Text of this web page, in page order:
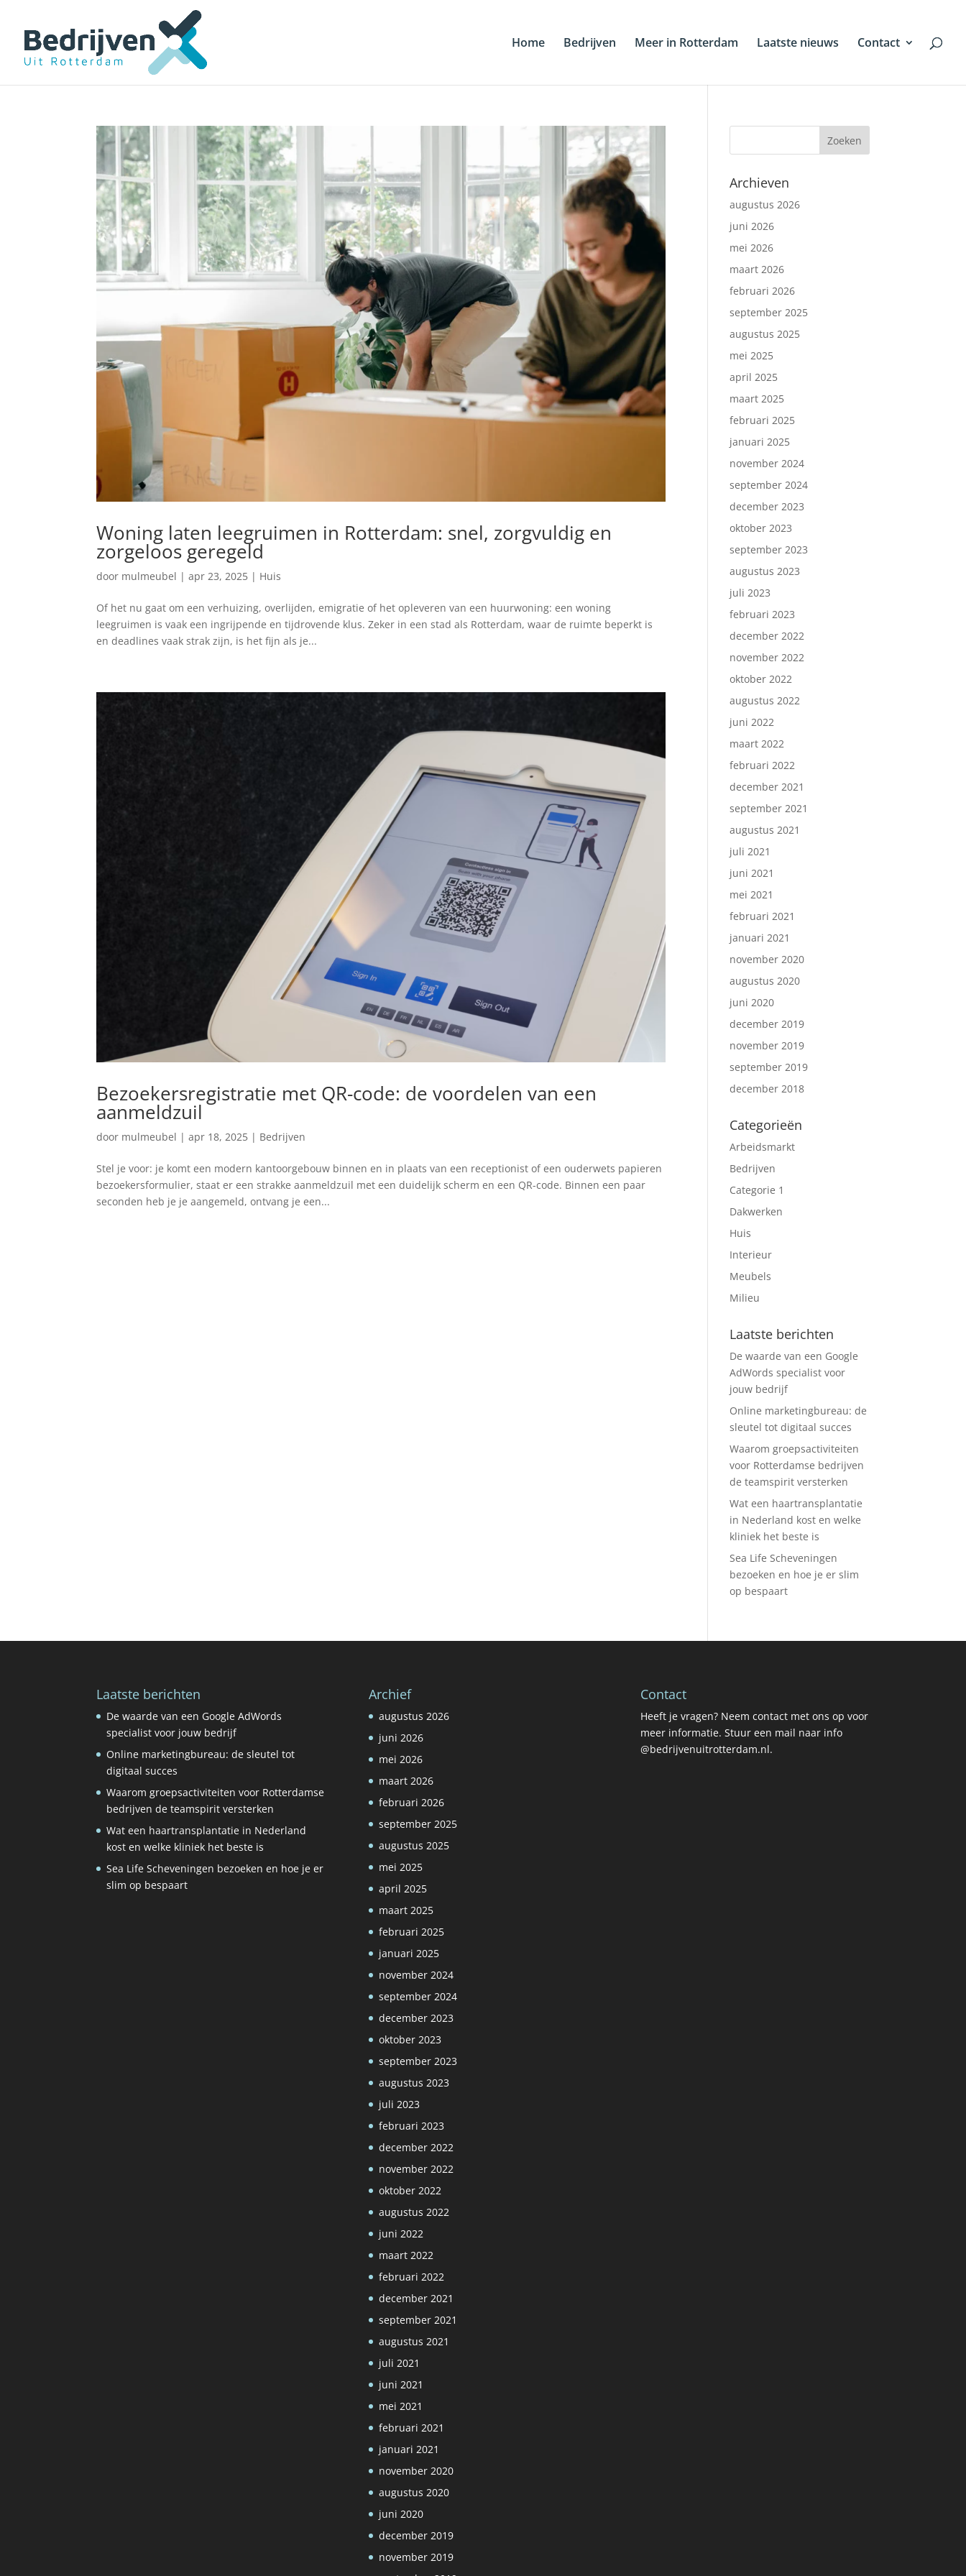
Home Bedrijven Meer in Rotterdam Laatste nieuws Contact
Woning laten leegruimen in Rotterdam: snel, zorgvuldig en
zorgeloos geregeld
door mulmeubel |apr 23, 2025 | Huis
Of het nu gaat om een verhuizing, overlijden, emigratie of het opleveren van een huurwoning: een woning
leegruimen is vaak een ingrijpende en tijdrovende klus. Zeker in een stad als Rotterdam, waar de ruimte beperkt is
en deadlines vaak strak zijn, is het fijn als je...
Bezoekersregistratie met QR-code: de voordelen van een
aanmeldzuil
door mulmeubel |apr 18, 2025 | Bedrijven
Stel je voor: je komt een modern kantoorgebouw binnen en in plaats van een receptionist of een ouderwets papieren
bezoekersformulier, staat er een strakke aanmeldzuil met een duidelijk scherm en een QR-code. Binnen een paar
seconden heb je je aangemeld, ontvang je een...
Archieven
augustus 2026
juni 2026
mei 2026
maart 2026
februari 2026
september 2025
augustus 2025
mei 2025
april 2025
maart 2025
februari 2025
januari 2025
november 2024
september 2024
december 2023
oktober 2023
september 2023
augustus 2023
juli 2023
februari 2023
december 2022
november 2022
oktober 2022
augustus 2022
juni 2022
maart 2022
februari 2022
december 2021
september 2021
augustus 2021
juli 2021
juni 2021
mei 2021
februari 2021
januari 2021
november 2020
augustus 2020
juni 2020
december 2019
november 2019
september 2019
december 2018
Categorieën
Arbeidsmarkt
Bedrijven
Categorie 1
Dakwerken
Huis
Interieur
Meubels
Milieu
Laatste berichten
De waarde van een Google
AdWords specialist voor
jouw bedrijf
Online marketingbureau: de
sleutel tot digitaal succes
Waarom groepsactiviteiten
voor Rotterdamse bedrijven
de teamspirit versterken
Wat een haartransplantatie
in Nederland kost en welke
kliniek het beste is
Sea Life Scheveningen
bezoeken en hoe je er slim
op bespaart
Laatste berichten
De waarde van een Google AdWords
specialist voor jouw bedrijf
Online marketingbureau: de sleutel tot
digitaal succes
Waarom groepsactiviteiten voor Rotterdamse
bedrijven de teamspirit versterken
Wat een haartransplantatie in Nederland
kost en welke kliniek het beste is
Sea Life Scheveningen bezoeken en hoe je er
slim op bespaart
Archief
augustus 2026
juni 2026
mei 2026
maart 2026
februari 2026
september 2025
augustus 2025
mei 2025
april 2025
maart 2025
februari 2025
januari 2025
november 2024
september 2024
december 2023
oktober 2023
september 2023
augustus 2023
juli 2023
februari 2023
december 2022
november 2022
oktober 2022
augustus 2022
juni 2022
maart 2022
februari 2022
december 2021
september 2021
augustus 2021
juli 2021
juni 2021
mei 2021
februari 2021
januari 2021
november 2020
augustus 2020
juni 2020
december 2019
november 2019
Contact
Heeft je vragen? Neem contact met ons op voor
meer informatie. Stuur een mail naar info
@bedrijvenuitrotterdam.nl.